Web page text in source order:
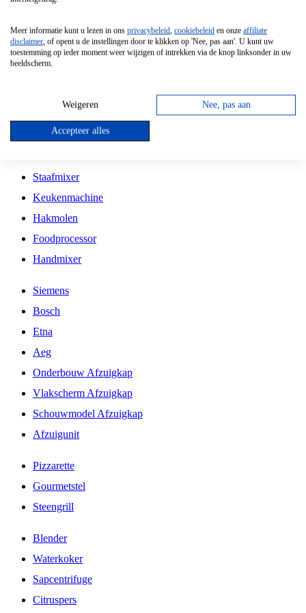
Vrijstaande Magnetron
Vrijstaande Kookplaat
Inbouw Gaskookplaat
Inbouw Keramische Kookplaat
Kookplaat Accessoires
Staafmixer
Keukenmachine
Hakmolen
Foodprocessor
Handmixer
Siemens
Bosch
Etna
Aeg
Onderbouw Afzuigkap
Vlakscherm Afzuigkap
Schouwmodel Afzuigkap
Afzuigunit
Pizzarette
Gourmetstel
Steengrill
Blender
Waterkoker
Sapcentrifuge
Citruspers
Meer informatie kunt u lezen in ons privacybeleid, cookiebeleid en onze affiliate
disclaimer, of opent u de instellingen door te klikken op 'Nee, pas aan'. U kunt uw
toestemming op ieder moment weer wijzigen of intrekken via de knop linksonder in uw
beeldscherm.
Weigeren Nee, pas aan
Accepteer alles